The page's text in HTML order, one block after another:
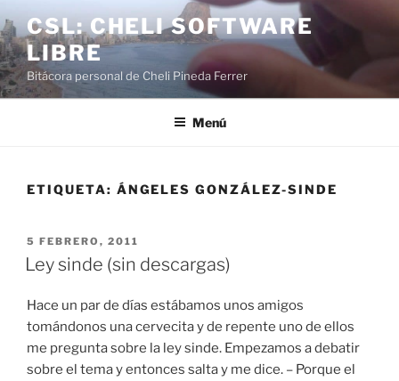
al
contenido
CSL: CHELI SOFTWARE
LIBRE
Bitácora personal de Cheli Pineda Ferrer
Menú
ETIQUETA: ÁNGELES GONZÁLEZ-SINDE
PUBLICADO
EL
5 FEBRERO, 2011
Ley sinde (sin descargas)
Hace un par de días estábamos unos amigos
tomándonos una cervecita y de repente uno de ellos
me pregunta sobre la ley sinde. Empezamos a debatir
sobre el tema y entonces salta y me dice. – Porque el